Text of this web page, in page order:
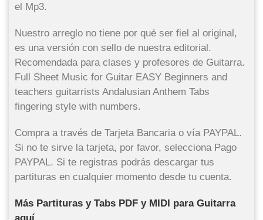
el Mp3.
Nuestro arreglo no tiene por qué ser fiel al original,
es una versión con sello de nuestra editorial.
Recomendada para clases y profesores de Guitarra.
Full Sheet Music for Guitar EASY Beginners and
teachers guitarrists Andalusian Anthem Tabs
fingering style with numbers.
Compra a través de Tarjeta Bancaria o vía PAYPAL.
Si no te sirve la tarjeta, por favor, selecciona Pago
PAYPAL. Si te registras podrás descargar tus
partituras en cualquier momento desde tu cuenta.
Más Partituras y Tabs PDF y MIDI para Guitarra